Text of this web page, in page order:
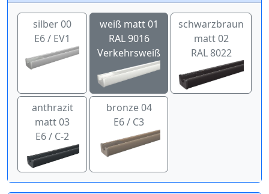
silber 00
E6 / EV1
weiß matt 01
RAL 9016
Verkehrsweiß
schwarzbraun
matt 02
RAL 8022
anthrazit
matt 03
E6 / C-2
bronze 04
E6 / C3